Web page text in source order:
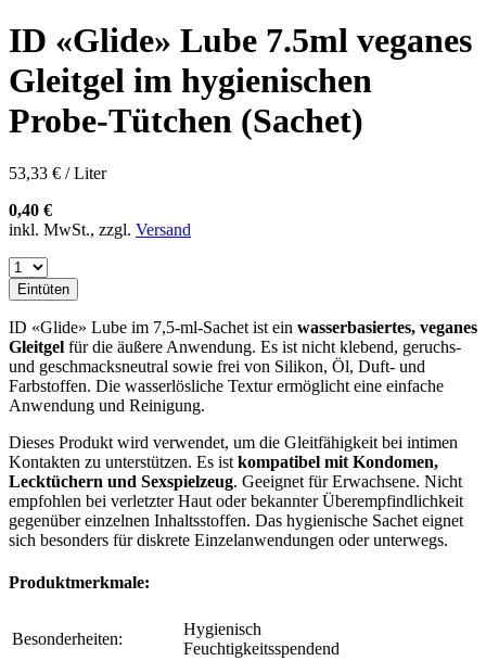
ID «Glide» Lube 7.5ml veganes
Gleitgel im hygienischen
Probe-Tütchen (Sachet)
53,33 € / Liter
0,40 €
inkl. MwSt., zzgl. Versand
Eintüten
ID «Glide» Lube im 7,5-ml-Sachet ist ein wasserbasiertes, veganes
Gleitgel für die äußere Anwendung. Es ist nicht klebend, geruchs-
und geschmacksneutral sowie frei von Silikon, Öl, Duft- und
Farbstoffen. Die wasserlösliche Textur ermöglicht eine einfache
Anwendung und Reinigung.
Dieses Produkt wird verwendet, um die Gleitfähigkeit bei intimen
Kontakten zu unterstützen. Es ist kompatibel mit Kondomen,
Lecktüchern und Sexspielzeug. Geeignet für Erwachsene. Nicht
empfohlen bei verletzter Haut oder bekannter Überempfindlichkeit
gegenüber einzelnen Inhaltsstoffen. Das hygienische Sachet eignet
sich besonders für diskrete Einzelanwendungen oder unterwegs.
Produktmerkmale:
Besonderheiten:
Hygienisch
Feuchtigkeitsspendend